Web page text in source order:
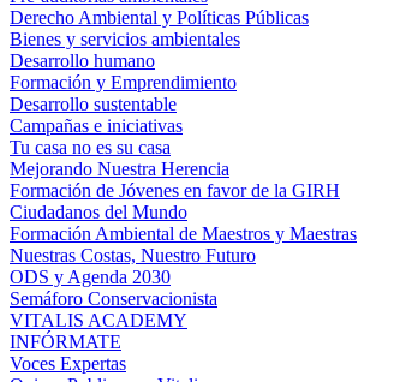
Derecho Ambiental y Políticas Públicas
Bienes y servicios ambientales
Desarrollo humano
Formación y Emprendimiento
Desarrollo sustentable
Campañas e iniciativas
Tu casa no es su casa
Mejorando Nuestra Herencia
Formación de Jóvenes en favor de la GIRH
Ciudadanos del Mundo
Formación Ambiental de Maestros y Maestras
Nuestras Costas, Nuestro Futuro
ODS y Agenda 2030
Semáforo Conservacionista
VITALIS ACADEMY
INFÓRMATE
Voces Expertas